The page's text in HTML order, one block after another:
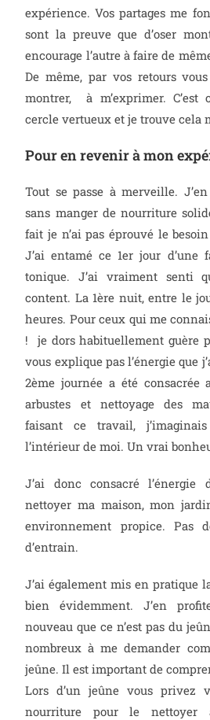
expérience. Vos partages me
sont la preuve que d’oser
encourage l’autre à faire de
De même, par vos retours
montrer, à m’exprimer. C’est
cercle vertueux et je trouve cela
Pour en revenir à mon
Tout se passe à merveille.
sans manger de nourriture
fait je n’ai pas éprouvé le
J’ai entamé ce 1er jour d’une
tonique. J’ai vraiment senti
content. La 1ère nuit, entre le
heures. Pour ceux qui me
! je dors habituellement guère
vous explique pas l’énergie que
2ème journée a été consacrée
arbustes et nettoyage des
faisant ce travail,
l’intérieur de moi. Un vrai
J’ai donc consacré
nettoyer ma maison, mon
environnement propice. Pas
d’entrain.
J’ai également mis en pratique
bien évidemment. J’en
nouveau que ce n’est pas du
nombreux à me demander
jeûne. Il est important de
Lors d’un jeûne vous privez
nourriture pour le nettoyer